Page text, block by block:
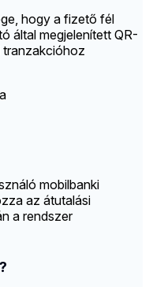
hogy a fizető fél
által megjelenített QR-
tranzakcióhoz
mobilbanki
az átutalási
a rendszer